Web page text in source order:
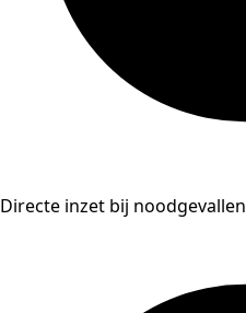
Directe inzet bij noodgevallen